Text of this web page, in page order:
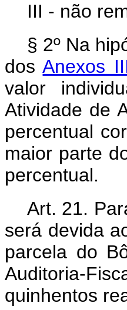
III - não
§ 2º Na
dosAnexos
valor
Atividade de
percentual
maior parte
percentual.
Art. 21.
será devida
parcela do
Auditoria-
quinhentos